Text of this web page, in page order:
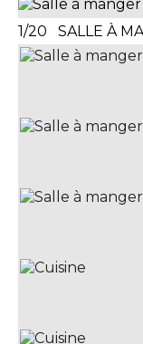
1/20 SALLE À